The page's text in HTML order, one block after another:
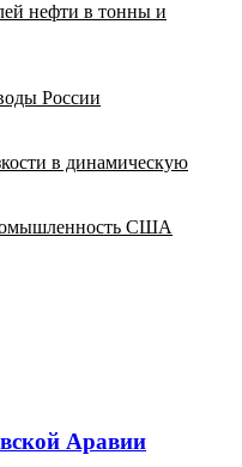
нефти в тонны и
России
в динамическую
США
Аравии